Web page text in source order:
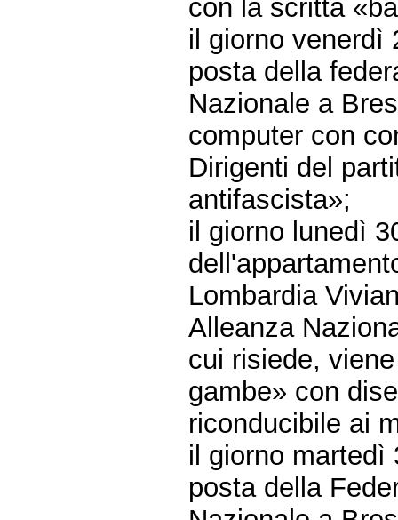
con la scritta
il giorno venerdì
posta della
Nazionale a
computer con
Dirigenti del
antifascista»;
il giorno lunedì
Lombardia
Alleanza
cui risiede,
gambe» con
riconducibile ai
il giorno martedì
posta della